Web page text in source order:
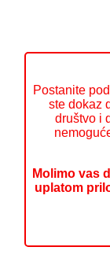
Postanite
ste dokaz
društvo i
Molimo vas
uplatom